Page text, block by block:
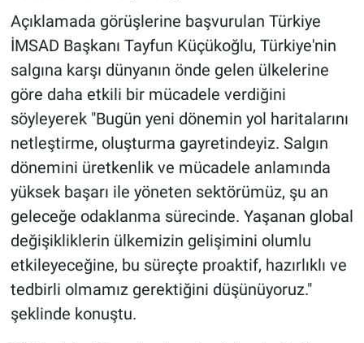
Açıklamada görüşlerine başvurulan Türkiye
İMSAD Başkanı Tayfun Küçükoğlu, Türkiye'nin
salgına karşı dünyanın önde gelen ülkelerine
göre daha etkili bir mücadele verdiğini
söyleyerek "Bugün yeni dönemin yol haritalarını
netleştirme, oluşturma gayretindeyiz. Salgın
dönemini üretkenlik ve mücadele anlamında
yüksek başarı ile yöneten sektörümüz, şu an
geleceğe odaklanma sürecinde. Yaşanan global
değişikliklerin ülkemizin gelişimini olumlu
etkileyeceğine, bu süreçte proaktif, hazırlıklı ve
tedbirli olmamız gerektiğini düşünüyoruz."
şeklinde konuştu.